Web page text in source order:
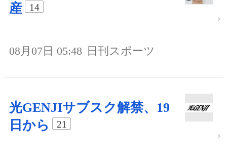
産
14
08月07日 05:48 日刊スポーツ
光GENJIサブスク解禁、19
日から
21